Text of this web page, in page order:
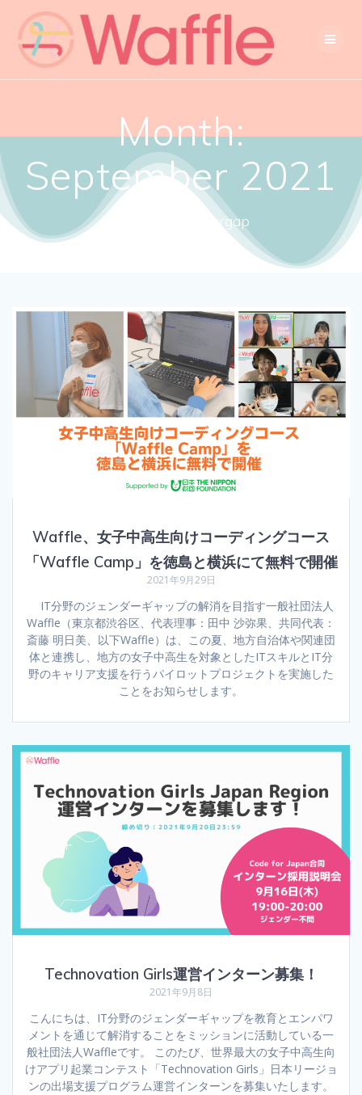
Month:
September 2021
Close the gendergap
Waffle、女子中高生向けコーディングコース
「Waffle Camp」を徳島と横浜にて無料で開催
2021年9月29日
IT分野のジェンダーギャップの解消を目指す一般社団法人
Waffle（東京都渋谷区、代表理事：田中 沙弥果、共同代表：
斎藤 明日美、以下Waffle）は、この夏、地方自治体や関連団
体と連携し、地方の女子中高生を対象としたITスキルとIT分
野のキャリア支援を行うパイロットプロジェクトを実施した
ことをお知らせします。
Technovation Girls運営インターン募集！
2021年9月8日
こんにちは、IT分野のジェンダーギャップを教育とエンパワ
メントを通じて解消することをミッションに活動している一
般社団法人Waffleです。 このたび、世界最大の女子中高生向
けアプリ起業コンテスト「Technovation Girls」日本リージョ
ンの出場支援プログラム運営インターンを募集いたします。